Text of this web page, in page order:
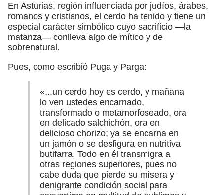
En Asturias, región influenciada por judíos, árabes,
romanos y cristianos, el cerdo ha tenido y tiene un
especial carácter simbólico cuyo sacrificio —la
matanza— conlleva algo de mítico y de
sobrenatural.
Pues, como escribió Puga y Parga:
«...un cerdo hoy es cerdo, y mañana
lo ven ustedes encarnado,
transformado o metamorfoseado, ora
en delicado salchichón, ora en
delicioso chorizo; ya se encarna en
un jamón o se desfigura en nutritiva
butifarra. Todo en él transmigra a
otras regiones superiores, pues no
cabe duda que pierde su mísera y
denigrante condición social para